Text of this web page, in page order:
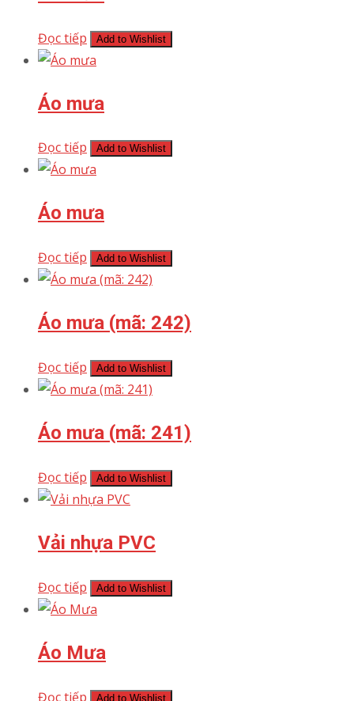
Đọc tiếp Add to Wishlist
Áo mưa
Đọc tiếp Add to Wishlist
Áo mưa
Đọc tiếp Add to Wishlist
Áo mưa (mã: 242)
Đọc tiếp Add to Wishlist
Áo mưa (mã: 241)
Đọc tiếp Add to Wishlist
Vải nhựa PVC
Đọc tiếp Add to Wishlist
Áo Mưa
Đọc tiếp Add to Wishlist